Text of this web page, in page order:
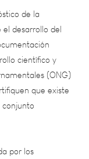
científico y
(ONG)
que existe